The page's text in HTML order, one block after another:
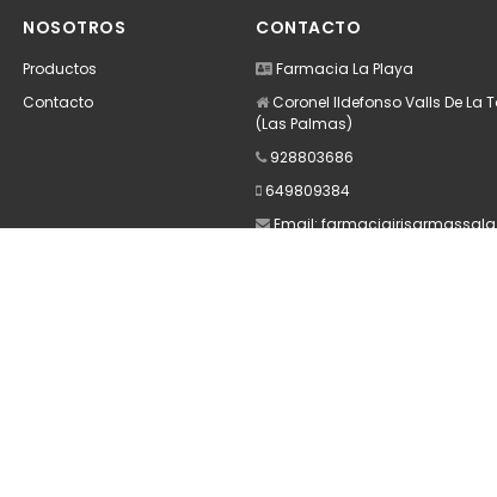
NOSOTROS
Productos
Contacto
CONTACTO
Farmacia La Playa
Coronel Ildefonso Valls De La
(Las Palmas)
928803686
649809384
Email: